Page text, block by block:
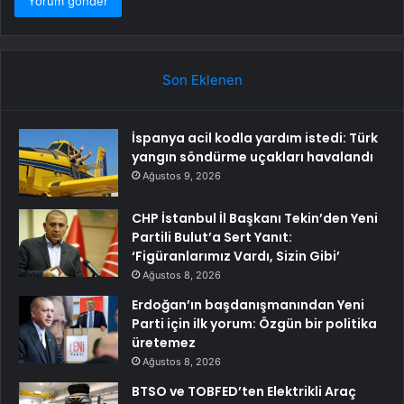
Son Eklenen
İspanya acil kodla yardım istedi: Türk
yangın söndürme uçakları havalandı
Ağustos 9, 2026
CHP İstanbul İl Başkanı Tekin’den Yeni
Partili Bulut’a Sert Yanıt:
‘Figüranlarımız Vardı, Sizin Gibi’
Ağustos 8, 2026
Erdoğan’ın başdanışmanından Yeni
Parti için ilk yorum: Özgün bir politika
üretemez
Ağustos 8, 2026
BTSO ve TOBFED’ten Elektrikli Araç